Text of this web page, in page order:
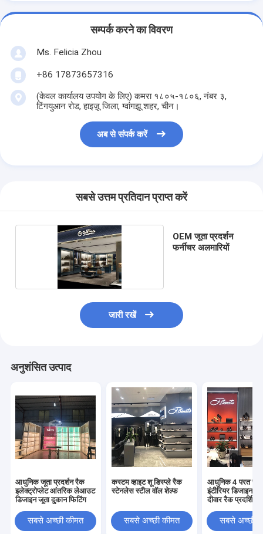
सम्पर्क करने का विवरण
Ms. Felicia Zhou
+86 17873657316
(केवल कार्यालय उपयोग के लिए) कमरा १८०५-१८०६, नंबर ३,
टिंगयुआन रोड, हाइज़ू जिला, ग्वांगझू शहर, चीन।
अब से संपर्क करें
सबसे उत्तम प्रतिदान प्राप्त करें
OEM जूता प्रदर्शन
फर्नीचर अलमारियों
जारी रखें
अनुशंसित उत्पाद
आधुनिक जूता प्रदर्शन रैक
इलेक्ट्रोप्लेट आंतरिक लेआउट
डिजाइन जूता दुकान फिटिंग
सबसे अच्छी कीमत
कस्टम व्हाइट शू डिस्प्ले रैक
स्टेनलेस स्टील वॉल शेल्फ
सबसे अच्छी कीमत
आधुनिक 4 परत जूते
इंटीरियर डिजाइन के
दीवार रैक प्रदर्शित
सबसे अच्छी